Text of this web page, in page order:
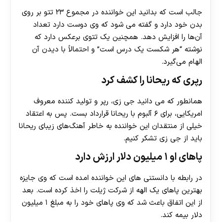
جالب است که بدانید این خواننده در مجموع ۲۳ تتو بر روی
بدن خود دارد و گفته می شود که وی دوست دارد تعداد
آن‌ها را افزایش دهد. همچنین یک تتوی برعکس دارد که
نوشته “هر شکست یک درس است” و احتمالاً با دیدن آن
الهام می‌گیرد.
رپری که ریحانا را کشف کرد
همانطور که می دانید جی زی، رپر و تولید کننده معروف
امریکایی، برای ۶ آلبوم با ریحانا قرارداد بست. پس به اعتقاد
خیلی از منتقدان این خواننده به خاطر آهنگ‌های زیبای ریحانا
باید از جی زی تشکر کنیم.
پاهای او ۱ میلیون دلار ارزش دارد
در رابطه با دانستنی های این خواننده امده است که وی جایزه
بهترین پاهای یک الهه از شرکت ژیلت را اخذ کرده است. بعد
از این اتفاق باعث شد که وی پاهای خود را به مبلغ ۱ میلیون
دلار بیمه کند.